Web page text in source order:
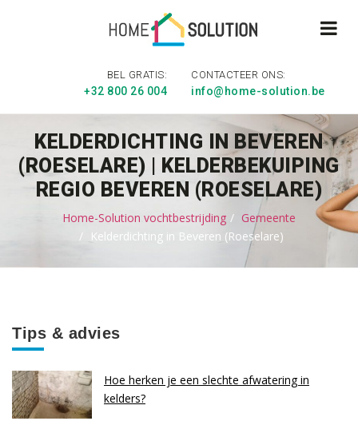
BEL GRATIS:
+32 800 26 004
CONTACTEER ONS:
info@home-solution.be
KELDERDICHTING IN BEVEREN
(ROESELARE) | KELDERBEKUIPING
REGIO BEVEREN (ROESELARE)
Home-Solution vochtbestrijding
Gemeente
Kelderdichting in Beveren (Roeselare)
Tips & advies
Hoe herken je een slechte afwatering in
kelders?